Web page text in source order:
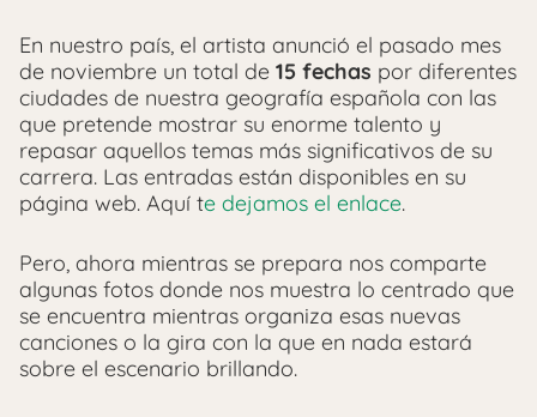
En nuestro país, el artista anunció el pasado mes
de noviembre un total de 15 fechas por diferentes
ciudades de nuestra geografía española con las
que pretende mostrar su enorme talento y
repasar aquellos temas más significativos de su
carrera. Las entradas están disponibles en su
página web. Aquí te dejamos el enlace.
Pero, ahora mientras se prepara nos comparte
algunas fotos donde nos muestra lo centrado que
se encuentra mientras organiza esas nuevas
canciones o la gira con la que en nada estará
sobre el escenario brillando.